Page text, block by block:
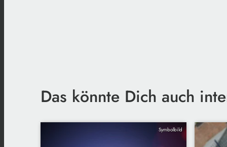
Das könnte Dich auch
Symbolbild